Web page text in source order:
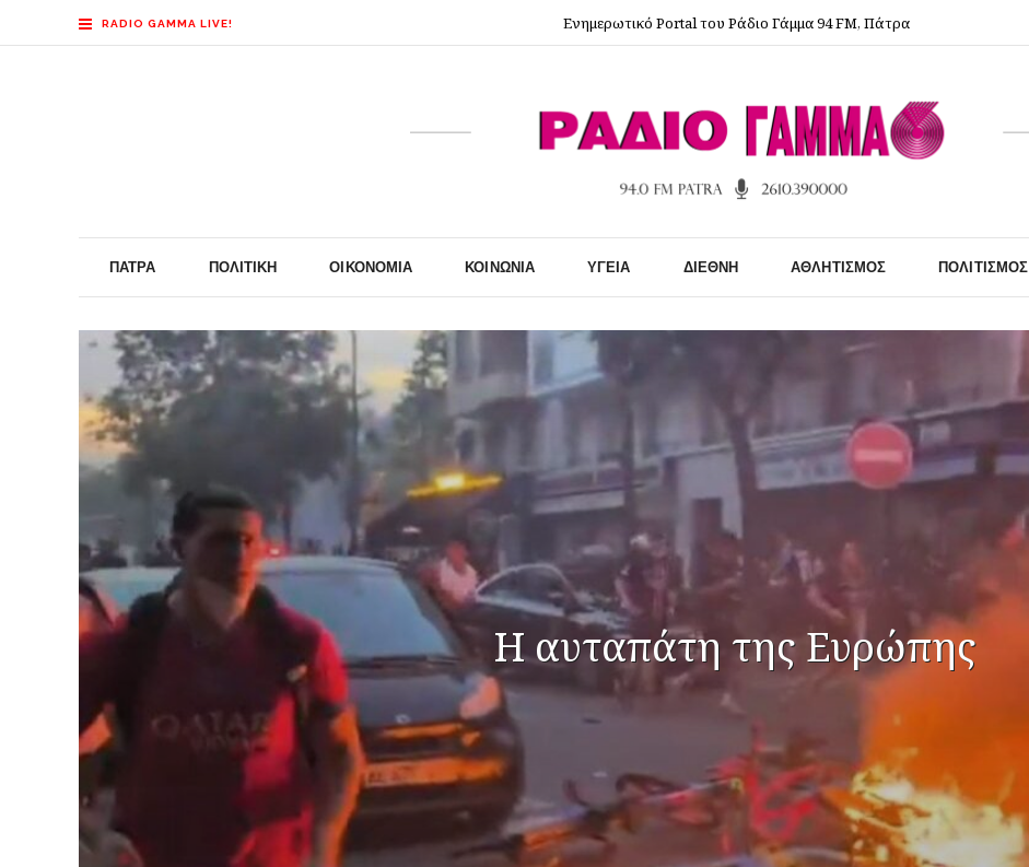
RADIO GAMMA LIVE! Ενημερωτικό Portal του Ράδιο Γάμμα 94 FM, Πάτρα
ΠΆΤΡΑ ΠΟΛΙΤΙΚΉ ΟΙΚΟΝΟΜΊΑ ΚΟΙΝΩΝΊΑ ΥΓΕΊΑ ΔΙΕΘΝΉ ΑΘΛΗΤΙΣΜΌΣ ΠΟΛΙΤΙΣΜΌΣ
Η αυταπάτη της Ευρώπης